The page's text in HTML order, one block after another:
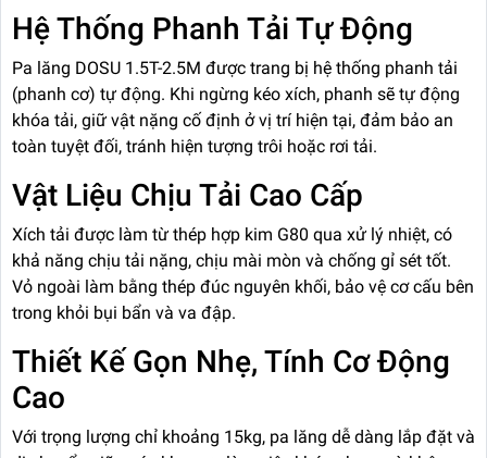
Hệ Thống Phanh Tải Tự Động
Pa lăng DOSU 1.5T-2.5M được trang bị hệ thống phanh tải
(phanh cơ) tự động. Khi ngừng kéo xích, phanh sẽ tự động
khóa tải, giữ vật nặng cố định ở vị trí hiện tại, đảm bảo an
toàn tuyệt đối, tránh hiện tượng trôi hoặc rơi tải.
Vật Liệu Chịu Tải Cao Cấp
Xích tải được làm từ thép hợp kim G80 qua xử lý nhiệt, có
khả năng chịu tải nặng, chịu mài mòn và chống gỉ sét tốt.
Vỏ ngoài làm bằng thép đúc nguyên khối, bảo vệ cơ cấu bên
trong khỏi bụi bẩn và va đập.
Thiết Kế Gọn Nhẹ, Tính Cơ Động
Cao
Với trọng lượng chỉ khoảng 15kg, pa lăng dễ dàng lắp đặt và